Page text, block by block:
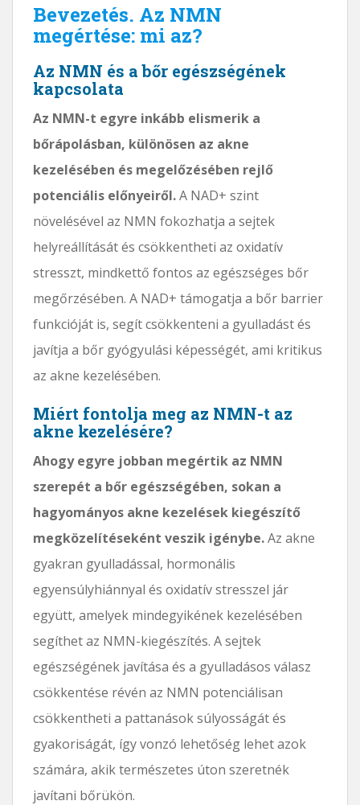
Bevezetés. Az NMN
megértése: mi az?
Az NMN és a bőr egészségének
kapcsolata
Az NMN-t egyre inkább elismerik a
bőrápolásban, különösen az akne
kezelésében és megelőzésében rejlő
potenciális előnyeiről.A NAD+ szint
növelésével az NMN fokozhatja a sejtek
helyreállítását és csökkentheti az oxidatív
stresszt, mindkettő fontos az egészséges bőr
megőrzésében. A NAD+ támogatja a bőr barrier
funkcióját is, segít csökkenteni a gyulladást és
javítja a bőr gyógyulási képességét, ami kritikus
az akne kezelésében.
Miért fontolja meg az NMN-t az
akne kezelésére?
Ahogy egyre jobban megértik az NMN
szerepét a bőr egészségében, sokan a
hagyományos akne kezelések kiegészítő
megközelítéseként veszik igénybe.Az akne
gyakran gyulladással, hormonális
egyensúlyhiánnyal és oxidatív stresszel jár
együtt, amelyek mindegyikének kezelésében
segíthet az NMN-kiegészítés. A sejtek
egészségének javítása és a gyulladásos válasz
csökkentése révén az NMN potenciálisan
csökkentheti a pattanások súlyosságát és
gyakoriságát, így vonzó lehetőség lehet azok
számára, akik természetes úton szeretnék
javítani bőrükön.